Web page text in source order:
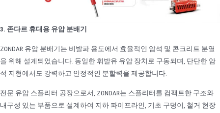
3. 존다르 휴대용 유압 분배기
ZONDAR 유압 분배기는 비발파 용도에서 효율적인 암석 및 콘크리트 분열
을 위해 설계되었습니다. 동일한 휘발유 유압 장치로 구동되며, 단단한 암
석 지형에서도 강력하고 안정적인 분할력을 제공합니다.
전문 유압 스플리터 공장으로서, ZONDAR는 스플리터를 컴팩트한 구조와
내구성 있는 부품으로 설계하여 지하 파이프라인, 기초 구덩이, 철거 현장